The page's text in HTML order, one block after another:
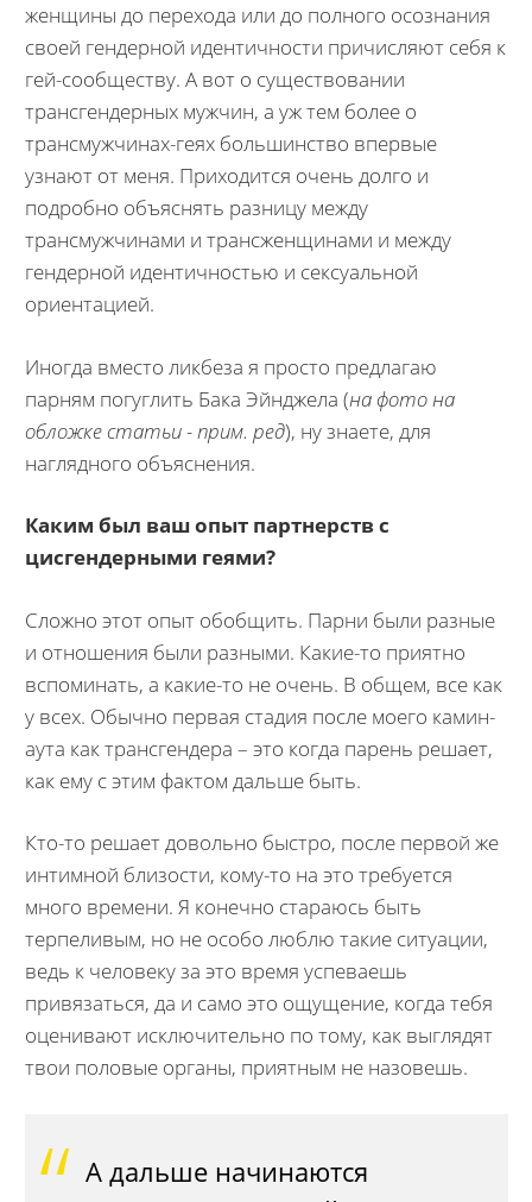
женщины до перехода или до полного осознания
своей гендерной идентичности причисляют себя к
гей-сообществу. А вот о существовании
трансгендерных мужчин, а уж тем более о
трансмужчинах-геях большинство впервые
узнают от меня. Приходится очень долго и
подробно объяснять разницу между
трансмужчинами и трансженщинами и между
гендерной идентичностью и сексуальной
ориентацией.
Иногда вместо ликбеза я просто предлагаю
парням погуглить Бака Эйнджела (на фото на
обложке статьи - прим. ред), ну знаете, для
наглядного объяснения.
Каким был ваш опыт партнерств с
цисгендерными геями?
Сложно этот опыт обобщить. Парни были разные
и отношения были разными. Какие-то приятно
вспоминать, а какие-то не очень. В общем, все как
у всех. Обычно первая стадия после моего камин-
аута как трансгендера – это когда парень решает,
как ему с этим фактом дальше быть.
Кто-то решает довольно быстро, после первой же
интимной близости, кому-то на это требуется
много времени. Я конечно стараюсь быть
терпеливым, но не особо люблю такие ситуации,
ведь к человеку за это время успеваешь
привязаться, да и само это ощущение, когда тебя
оценивают исключительно по тому, как выглядят
твои половые органы, приятным не назовешь.
А дальше начинаются